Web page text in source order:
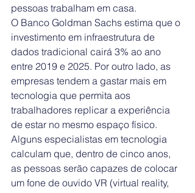
pessoas trabalham em casa.
O Banco Goldman Sachs estima que o
investimento em infraestrutura de
dados tradicional cairá 3% ao ano
entre 2019 e 2025. Por outro lado, as
empresas tendem a gastar mais em
tecnologia que permita aos
trabalhadores replicar a experiência
de estar no mesmo espaço físico.
Alguns especialistas em tecnologia
calculam que, dentro de cinco anos,
as pessoas serão capazes de colocar
um fone de ouvido VR (virtual reality,